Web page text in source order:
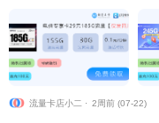
流量卡店小二 ⋅ 2周前 (07-22)